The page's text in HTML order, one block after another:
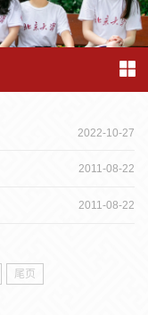
2022-10-27
2011-08-22
2011-08-22
尾页